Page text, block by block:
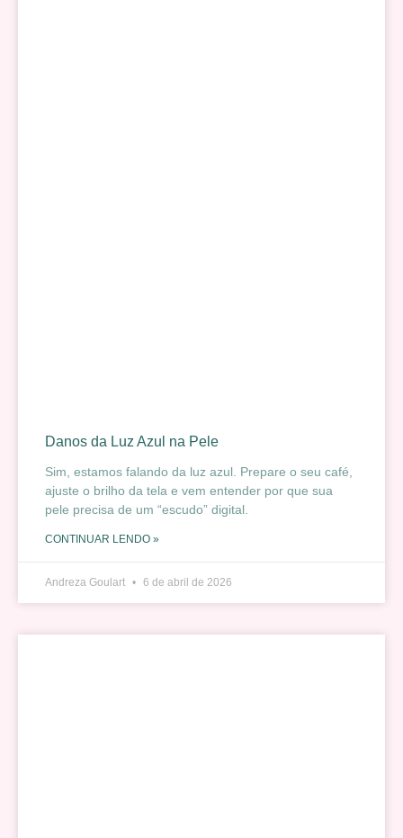
Danos da Luz Azul na Pele
Sim, estamos falando da luz azul. Prepare o seu café,
ajuste o brilho da tela e vem entender por que sua
pele precisa de um “escudo” digital.
CONTINUAR LENDO »
Andreza Goulart 6 de abril de 2026